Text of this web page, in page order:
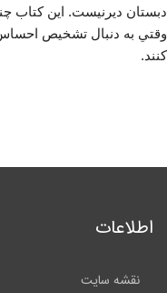
دبستان ديرنيست. اين كتاب
وقتي به دنبال تشخيص
كنند.
اطلاعات
نقشه سایت